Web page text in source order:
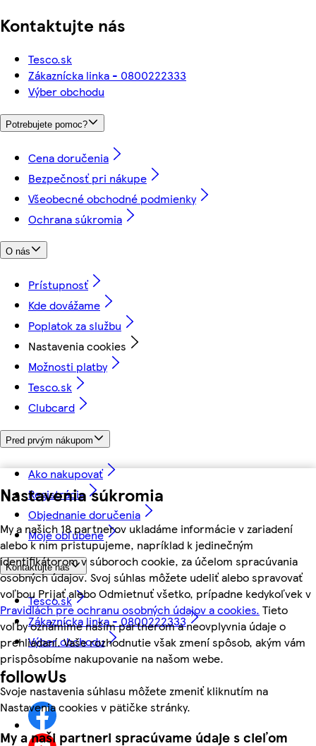
Nastavenia súkromia
My a našich 18 partnerov ukladáme informácie v zariadení
alebo k nim pristupujeme, napríklad k jedinečným
identifikátorom v súboroch cookie, za účelom spracúvania
osobných údajov. Svoj súhlas môžete udeliť alebo spravovať
voľbou Prijať alebo Odmietnuť všetko, prípadne kedykoľvek v
Pravidlách pre ochranu osobných údajov a cookies. Tieto
voľby oznámime našim partnerom a neovplyvnia údaje o
prehliadaní. Vaše rozhodnutie však zmení spôsob, akým vám
prispôsobíme nakupovanie na našom webe.
Svoje nastavenia súhlasu môžete zmeniť kliknutím na
Nastavenia cookies v pätičke stránky.
My a naši partneri spracúvame údaje s cieľom
Kontaktujte nás
Tesco.sk
Zákaznícka linka - 0800222333
Výber obchodu
Potrebujete pomoc?
Cena doručenia
Bezpečnosť pri nákupe
Všeobecné obchodné podmienky
Ochrana súkromia
O nás
Prístupnosť
Kde dovážame
Poplatok za službu
Nastavenia cookies
Možnosti platby
Tesco.sk
Clubcard
Pred prvým nákupom
Ako nakupovať
Registrácia
Objednanie doručenia
Moje obľúbené
Kontaktujte nás
Tesco.sk
Zákaznícka linka - 0800222333
Výber obchodu
followUs